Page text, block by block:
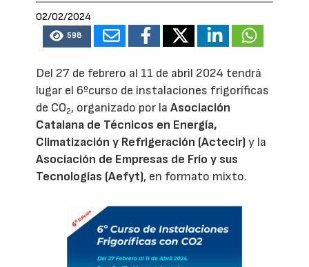
02/02/2024
598
Del 27 de febrero al 11 de abril 2024 tendrá
lugar el 6ºcurso de instalaciones frigoríficas
de CO2, organizado por laAsociación
Catalana de Técnicos en Energía,
Climatización y Refrigeración (Actecir)y la
Asociación de Empresas de Frío y sus
Tecnologías (Aefyt), en formato mixto.